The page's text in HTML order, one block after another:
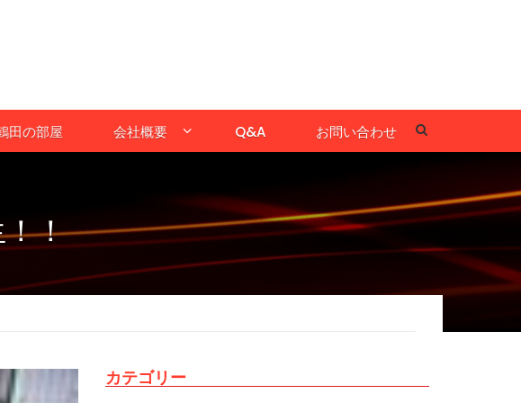
田の部屋 会社概要 Q&A お問い合わせ
！
カテゴリー